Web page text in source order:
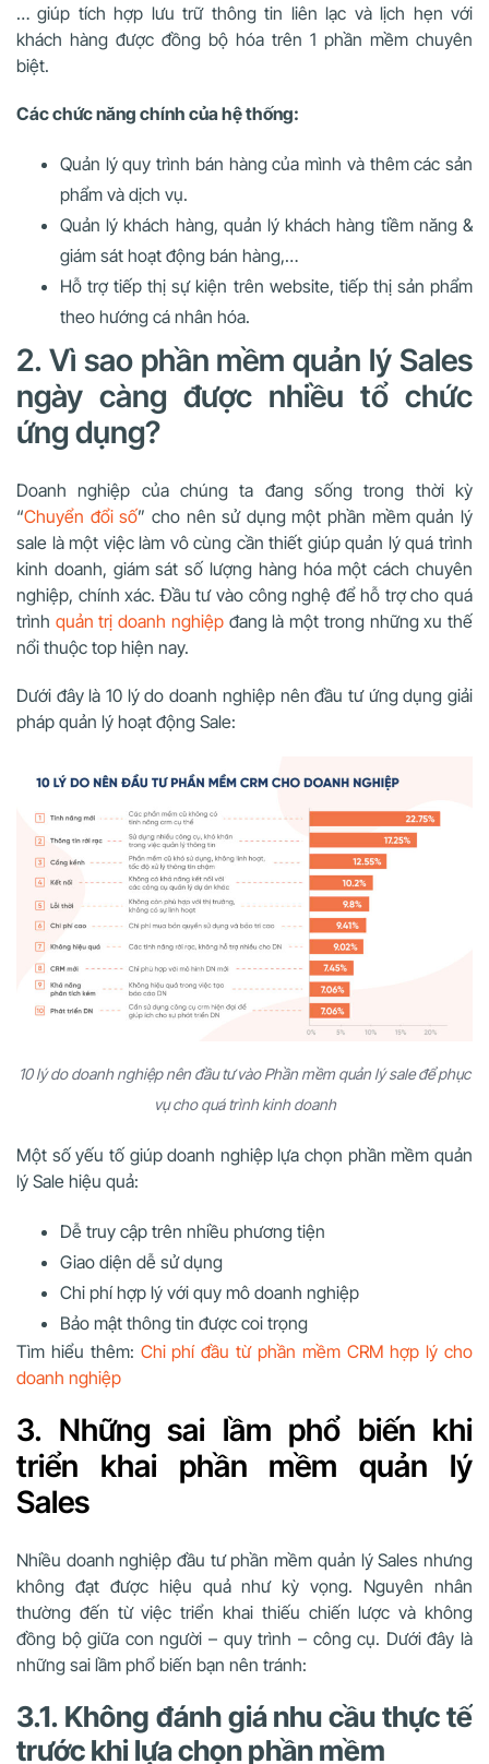
… giúp tích hợp lưu trữ thông tin liên lạc và lịch hẹn với
khách hàng được đồng bộ hóa trên 1 phần mềm chuyên
biệt.
Các chức năng chính của hệ thống:
Quản lý quy trình bán hàng của mình và thêm các sản
phẩm và dịch vụ.
Quản lý khách hàng, quản lý khách hàng tiềm năng &
giám sát hoạt động bán hàng,…
Hỗ trợ tiếp thị sự kiện trên website, tiếp thị sản phẩm
theo hướng cá nhân hóa.
2. Vì sao phần mềm quản lý Sales
ngày càng được nhiều tổ chức
ứng dụng?
Doanh nghiệp của chúng ta đang sống trong thời kỳ
“Chuyển đổi số” cho nên sử dụng một phần mềm quản lý
sale là một việc làm vô cùng cần thiết giúp quản lý quá trình
kinh doanh, giám sát số lượng hàng hóa một cách chuyên
nghiệp, chính xác. Đầu tư vào công nghệ để hỗ trợ cho quá
trình quản trị doanh nghiệpđang là một trong những xu thế
nổi thuộc top hiện nay.
Dưới đây là 10 lý do doanh nghiệp nên đầu tư ứng dụng giải
pháp quản lý hoạt động Sale:
10 lý do doanh nghiệp nên đầu tư vào Phần mềm quản lý sale để phục
vụ cho quá trình kinh doanh
Một số yếu tố giúp doanh nghiệp lựa chọn phần mềm quản
lý Sale hiệu quả:
Dễ truy cập trên nhiều phương tiện
Giao diện dễ sử dụng
Chi phí hợp lý với quy mô doanh nghiệp
Bảo mật thông tin được coi trọng
Tìm hiểu thêm: Chi phí đầu từ phần mềm CRM hợp lý cho
doanh nghiệp
3. Những sai lầm phổ biến khi
triển khai phần mềm quản lý
Sales
Nhiều doanh nghiệp đầu tư phần mềm quản lý Sales nhưng
không đạt được hiệu quả như kỳ vọng. Nguyên nhân
thường đến từ việc triển khai thiếu chiến lược và không
đồng bộ giữa con người – quy trình – công cụ. Dưới đây là
những sai lầm phổ biến bạn nên tránh:
3.1. Không đánh giá nhu cầu thực tế
trước khi lựa chọn phần mềm